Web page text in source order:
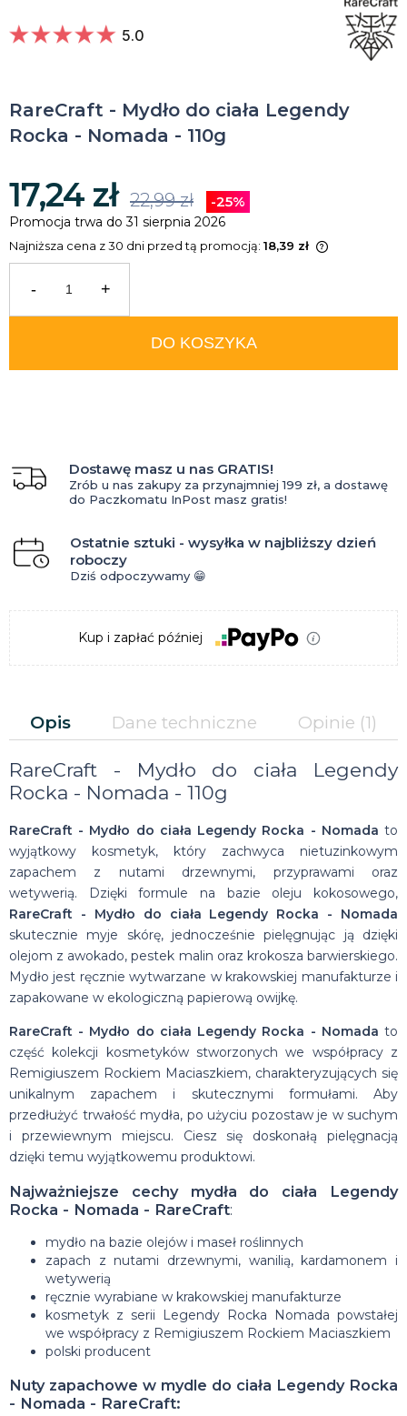
RareCraft - Mydło do ciała Legendy
Rocka - Nomada - 110g
5.0
17,24 zł 22,99 zł -25%
Promocja trwa do 31 sierpnia 2026
Najniższa cena z 30 dni przed tą promocją: 18,39 zł
Jeżeli produkt jest sprzedawany
produkt pojawił się w sprzedaży.
- +
DO KOSZYKA
Dostawę masz u nas GRATIS!
Zrób u nas zakupy za przynajmniej 199 zł, a dostawę
do Paczkomatu InPost masz gratis!
Ostatnie sztuki - wysyłka w najbliższy dzień
roboczy
Dziś odpoczywamy 😁
Kup i zapłać później
Opis Dane techniczne Opinie (1)
RareCraft - Mydło do ciała Legendy
Rocka - Nomada - 110g
RareCraft - Mydło do ciała Legendy Rocka - Nomada to
wyjątkowy kosmetyk, który zachwyca nietuzinkowym
zapachem z nutami drzewnymi, przyprawami oraz
wetywerią. Dzięki formule na bazie oleju kokosowego,
RareCraft - Mydło do ciała Legendy Rocka - Nomada
skutecznie myje skórę, jednocześnie pielęgnując ją dzięki
olejom z awokado, pestek malin oraz krokosza barwierskiego.
Mydło jest ręcznie wytwarzane w krakowskiej manufakturze i
zapakowane w ekologiczną papierową owijkę.
RareCraft - Mydło do ciała Legendy Rocka - Nomada to
część kolekcji kosmetyków stworzonych we współpracy z
Remigiuszem Rockiem Maciaszkiem, charakteryzujących się
unikalnym zapachem i skutecznymi formułami. Aby
przedłużyć trwałość mydła, po użyciu pozostaw je w suchym
i przewiewnym miejscu. Ciesz się doskonałą pielęgnacją
dzięki temu wyjątkowemu produktowi.
Najważniejsze cechy mydła do ciała Legendy
Rocka - Nomada - RareCraft:
mydło na bazie olejów i maseł roślinnych
zapach z nutami drzewnymi, wanilią, kardamonem i
wetywerią
ręcznie wyrabiane w krakowskiej manufakturze
kosmetyk z serii Legendy Rocka Nomada powstałej
we współpracy z Remigiuszem Rockiem Maciaszkiem
polski producent
Nuty zapachowe w mydle do ciała Legendy Rocka
- Nomada - RareCraft: